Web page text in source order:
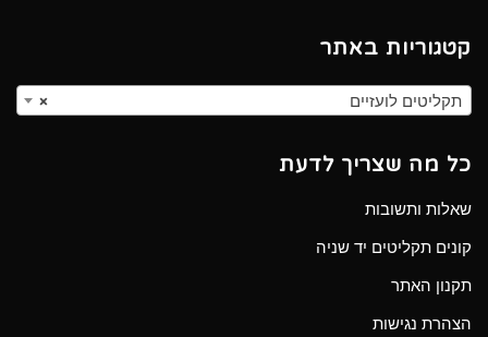
קטגוריות באתר
× תקליטים לועזיים
כל מה שצריך לדעת
שאלות ותשובות
קונים תקליטים יד שניה
תקנון האתר
הצהרת נגישות